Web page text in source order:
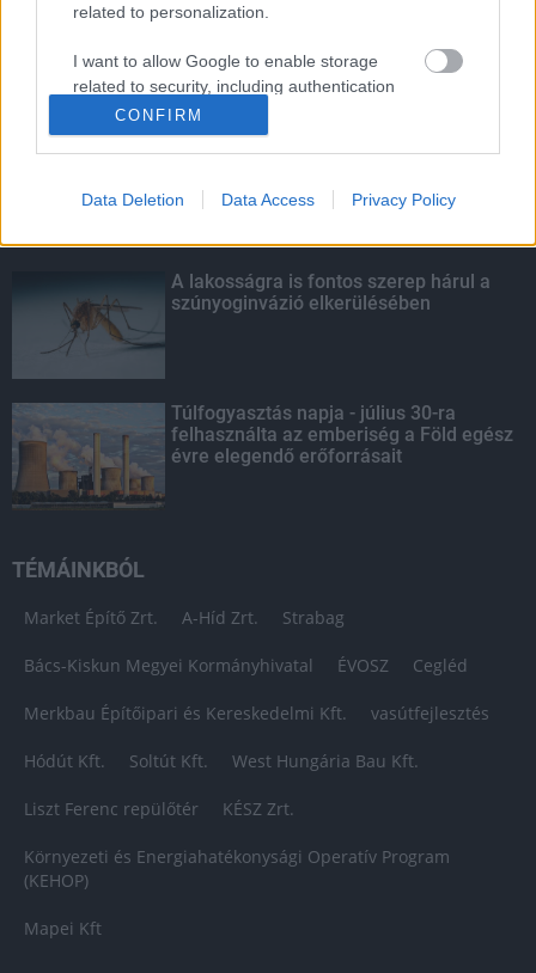
related to personalization.
I want to allow Google to enable storage
related to security, including authentication
functionality and fraud prevention, and other
user protection.
CONFIRM
Data Deletion Data Access Privacy Policy
KIEMELT
Kecskeméten is szakirányú
Egyetem
A lakosságra is fontos szerep hárul a
szúnyoginvázió elkerülésében
Túlfogyasztás napja - július 30-ra
felhasználta az emberiség a Föld egész
évre elegendő erőforrásait
TÉMÁINKBÓL
Market Építő Zrt. A-Híd Zrt. Strabag
Bács-Kiskun Megyei Kormányhivatal ÉVOSZ Cegléd
Merkbau Építőipari és Kereskedelmi Kft. vasútfejlesztés
Hódút Kft. Soltút Kft. West Hungária Bau Kft.
Liszt Ferenc repülőtér KÉSZ Zrt.
Környezeti és Energiahatékonysági Operatív Program
(KEHOP)
Mapei Kft